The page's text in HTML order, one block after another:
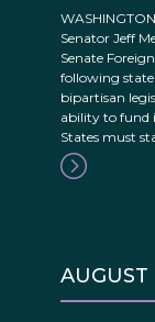
Senator Jeff
Senate
following
bipartisan
ability to fund
States must
AUGUST